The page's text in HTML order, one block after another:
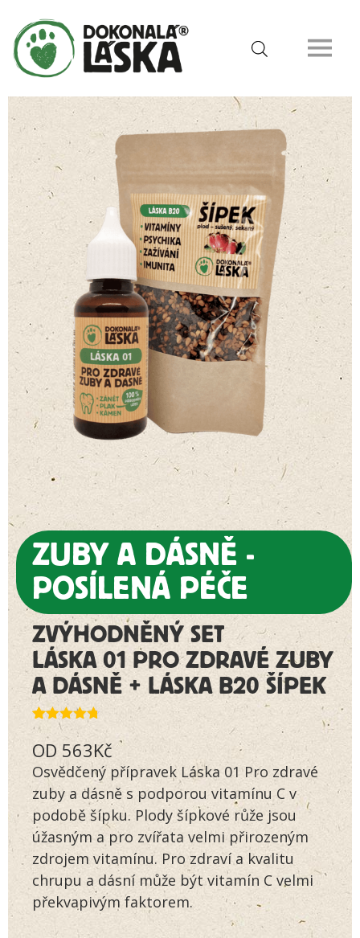
ZUBY A DÁSNĚ -
POSÍLENÁ PÉČE
ZVÝHODNĚNÝ SET
LÁSKA 01 PRO ZDRAVÉ ZUBY
A DÁSNĚ + LÁSKA B20 ŠÍPEK
Hodnoceno
4.70z 5
na základě
142
hodnocení
zákazníků
OD 563Kč
Osvědčený přípravek Láska 01 Pro zdravé
zuby a dásně s podporou vitamínu C v
podobě šípku. Plody šípkové růže jsou
úžasným a pro zvířata velmi přirozeným
zdrojem vitamínu. Pro zdraví a kvalitu
chrupu a dásní může být vitamín C velmi
překvapivým faktorem.